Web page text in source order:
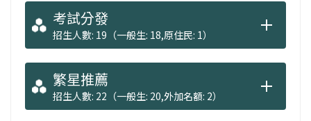
東海電機配合著鄰近的中部科學園區、精密機
械園區、臺中工業區的快速發展，與產業高度
結合。搭配理論與實作並重的課程安排，使學
生畢業即具備就業競爭力。除就業外，更有多
數同學繼續攻讀國立大學研究所，近年來考上
考試分發
招生人數: 19（一般生: 18,原住民: 1）
繁星推薦
招生人數: 22（一般生: 20,外加名額: 2）